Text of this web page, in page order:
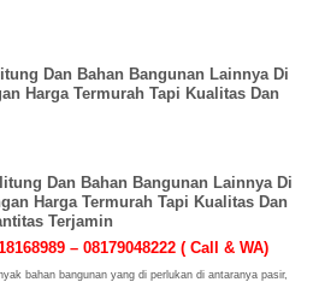
Dan Bahan Bangunan Lainnya Di
Harga Termurah Tapi Kualitas Dan
Dan Bahan Bangunan Lainnya Di
Harga Termurah Tapi Kualitas Dan
Terjamin
– 08179048222 ( Call & WA)
bahan bangunan yang di perlukan di antaranya pasir,